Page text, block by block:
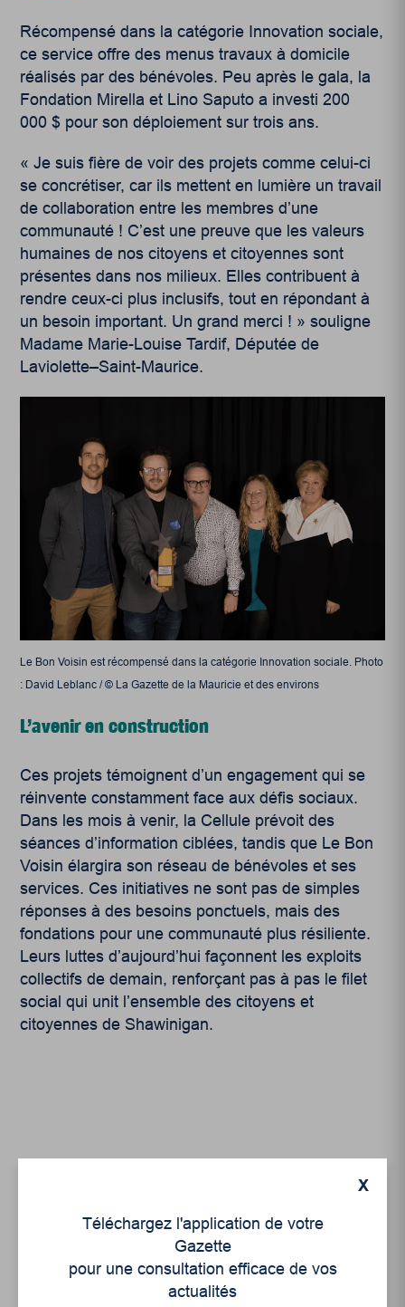
Récompensé dans la catégorie Innovation sociale,
ce service offre des menus travaux à domicile
réalisés par des bénévoles. Peu après le gala, la
Fondation Mirella et Lino Saputo a investi 200
000 $ pour son déploiement sur trois ans.
« Je suis fière de voir des projets comme celui-ci
se concrétiser, car ils mettent en lumière un travail
de collaboration entre les membres d’une
communauté ! C’est une preuve que les valeurs
humaines de nos citoyens et citoyennes sont
présentes dans nos milieux. Elles contribuent à
rendre ceux-ci plus inclusifs, tout en répondant à
un besoin important. Un grand merci ! » souligne
Madame Marie-Louise Tardif, Députée de
Laviolette–Saint-Maurice.
Le Bon Voisin est récompensé dans la catégorie Innovation sociale. Photo
: David Leblanc / © La Gazette de la Mauricie et des environs
L’avenir en construction
Ces projets témoignent d’un engagement qui se
réinvente constamment face aux défis sociaux.
Dans les mois à venir, la Cellule prévoit des
séances d’information ciblées, tandis que Le Bon
Voisin élargira son réseau de bénévoles et ses
services. Ces initiatives ne sont pas de simples
réponses à des besoins ponctuels, mais des
fondations pour une communauté plus résiliente.
Leurs luttes d’aujourd’hui façonnent les exploits
collectifs de demain, renforçant pas à pas le filet
social qui unit l’ensemble des citoyens et
citoyennes de Shawinigan.
Un siècle de Mauriciennes dans la presse
régionale
X
Téléchargez l'application de votre
Gazette
pour une consultation efficace de vos
actualités